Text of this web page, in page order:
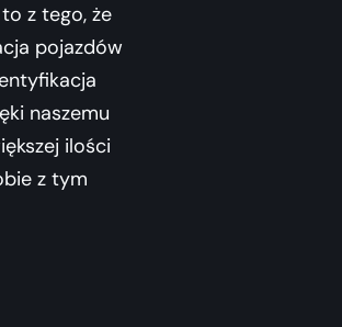
z tego, że
pojazdów
naszemu
ilości
z tym